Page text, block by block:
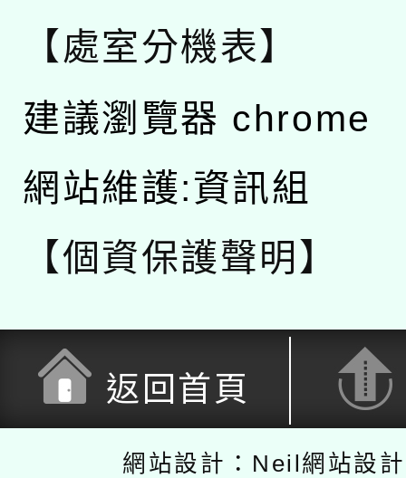
【處室分機表】
建議瀏覽器 chrome
網站維護:資訊組
【個資保護聲明】
返回首頁
網站設計：Neil網站設